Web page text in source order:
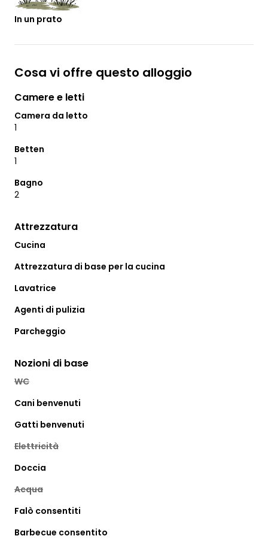
In un prato
Cosa vi offre questo alloggio
Camere e letti
Camera da letto
1
Betten
1
Bagno
2
Attrezzatura
Cucina
Attrezzatura di base per la cucina
Lavatrice
Agenti di pulizia
Parcheggio
Nozioni di base
WC
Cani benvenuti
Gatti benvenuti
Elettricità
Doccia
Acqua
Falò consentiti
Barbecue consentito